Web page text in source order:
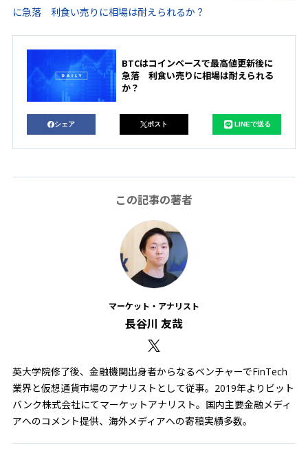
に急落 利食い売りに相場は耐えられるか？
BTCはコインベースで最高値更新後に
急落 利食い売りに相場は耐えられる
か？
シェア ポスト LINEで送る
この記事の著者
マーケット・アナリスト
長谷川 友哉
英大学院修了後、金融機関出身者からなるベンチャーでFinTech
業界と仮想通貨市場のアナリストとして従事。2019年よりビット
バンク株式会社にてマーケットアナリスト。国内主要金融メディ
アへのコメント提供、海外メディアへの寄稿実績多数。